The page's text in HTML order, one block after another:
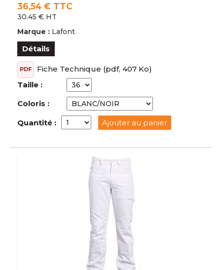
36,54 € TTC
30.45 € HT
Marque : Lafont
Détails
PDF Fiche Technique (pdf, 407 Ko)
Taille :
Coloris :
Quantité : Ajouter au panier